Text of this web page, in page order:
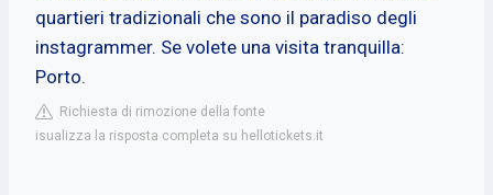
quartieri tradizionali che sono il paradiso degli
instagrammer. Se volete una visita tranquilla:
Porto.
Richiesta di rimozione della fonte
isualizza la risposta completa su hellotickets.it